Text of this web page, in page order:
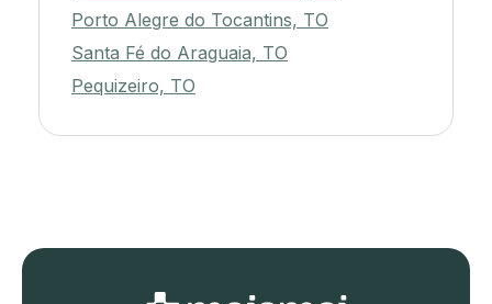
Porto Alegre do Tocantins, TO
Santa Fé do Araguaia, TO
Pequizeiro, TO